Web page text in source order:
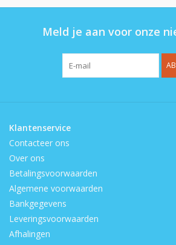
Meld je aan voor onze
Klantenservice
Contacteer ons
Over ons
Betalingsvoorwaarden
Algemene voorwaarden
Bankgegevens
Leveringsvoorwaarden
Afhalingen